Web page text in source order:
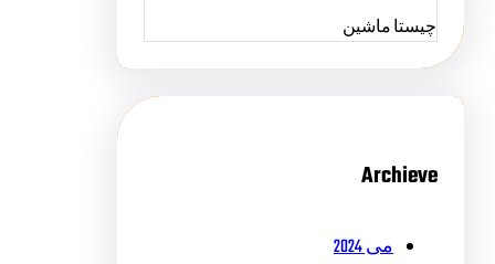
چیستا ماشین
Archieve
می 2024